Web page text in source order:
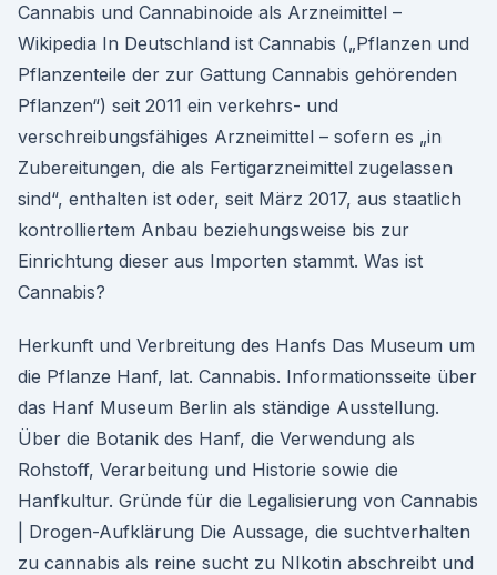
Cannabis und Cannabinoide als Arzneimittel –
Wikipedia In Deutschland ist Cannabis („Pflanzen und
Pflanzenteile der zur Gattung Cannabis gehörenden
Pflanzen“) seit 2011 ein verkehrs- und
verschreibungsfähiges Arzneimittel – sofern es „in
Zubereitungen, die als Fertigarzneimittel zugelassen
sind“, enthalten ist oder, seit März 2017, aus staatlich
kontrolliertem Anbau beziehungsweise bis zur
Einrichtung dieser aus Importen stammt. Was ist
Cannabis?
Herkunft und Verbreitung des Hanfs Das Museum um
die Pflanze Hanf, lat. Cannabis. Informationsseite über
das Hanf Museum Berlin als ständige Ausstellung.
Über die Botanik des Hanf, die Verwendung als
Rohstoff, Verarbeitung und Historie sowie die
Hanfkultur. Gründe für die Legalisierung von Cannabis
| Drogen-Aufklärung Die Aussage, die suchtverhalten
zu cannabis als reine sucht zu NIkotin abschreibt und